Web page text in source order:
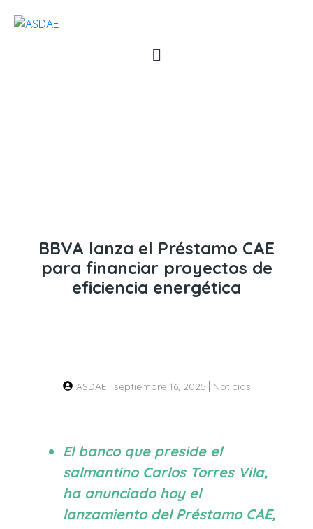
BBVA lanza el Préstamo CAE
para financiar proyectos de
eficiencia energética
ASDAE septiembre 16, 2025 Noticias
El banco que preside el
salmantino Carlos Torres Vila,
ha anunciado hoy el
lanzamiento del Préstamo CAE,